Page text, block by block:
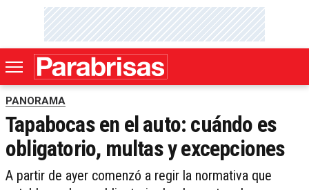
PANORAMA
Tapabocas en el auto: cuándo es
obligatorio, multas y excepciones
A partir de ayer comenzó a regir la normativa que